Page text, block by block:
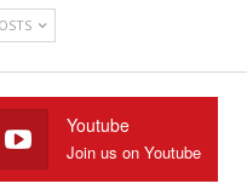
Youtube
Join us on Youtube